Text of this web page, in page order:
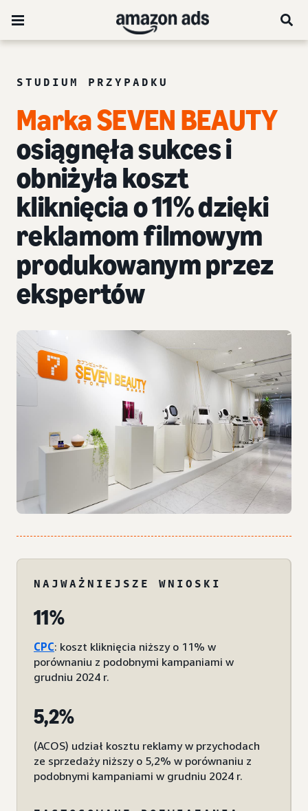
STUDIUM PRZYPADKU
Marka SEVEN BEAUTY
osiągnęła sukces i
obniżyła koszt
kliknięcia o 11% dzięki
reklamom filmowym
produkowanym przez
ekspertów
NAJWAŻNIEJSZE WNIOSKI
11%
CPC: koszt kliknięcia niższy o 11% w
porównaniu z podobnymi kampaniami w
grudniu 2024 r.
5,2%
(ACOS) udział kosztu reklamy w przychodach
ze sprzedaży niższy o 5,2% w porównaniu z
podobnymi kampaniami w grudniu 2024 r.